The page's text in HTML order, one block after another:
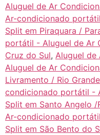
Aluguel de Ar
Ar-condicionado
Split em Piraquara /
portátil - Aluguel de Ar
Cruz do Sul, Aluguel
Aluguel de Ar
Livramento / Rio
condicionado portátil -
Split em Santo Angelo /
Ar-condicionado
Split em São Bento do